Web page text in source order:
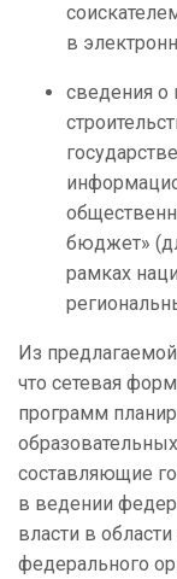
в
сведения о
бюджет»
рамках
Из
что сетевая
программ
составляющие
в ведении
власти в
федерального